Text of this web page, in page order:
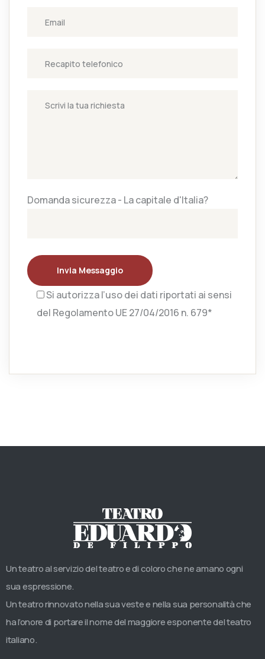
Domanda sicurezza - La capitale d'Italia?
Invia Messaggio
Si autorizza l’uso dei dati riportati ai sensi
del Regolamento UE 27/04/2016 n. 679*
Un teatro al servizio del teatro e di coloro che ne amano ogni
sua espressione.
Un teatro rinnovato nella sua veste e nella sua personalità che
ha l’onore di portare il nome del maggiore esponente del teatro
italiano.